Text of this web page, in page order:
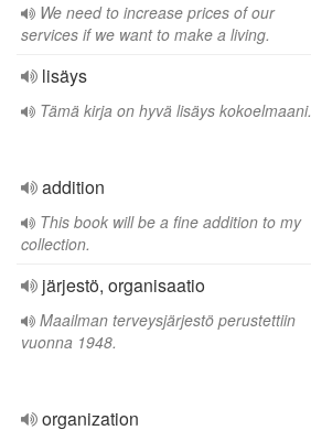
We need to increase prices of our
services if we want to make a living.
lisäys
Tämä kirja on hyvä lisäys kokoelmaani.
addition
This book will be a fine addition to my
collection.
järjestö, organisaatio
Maailman terveysjärjestö perustettiin
vuonna 1948.
organization